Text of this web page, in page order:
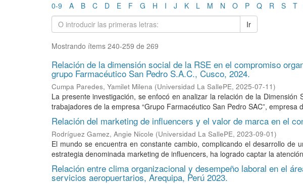
0-9 A B C D E F G H I J K L M N O P Q R S T
Ir
Mostrando ítems 240-259 de 269
Relación de la dimensión social de la RSE en el compromiso
grupo Farmacéutico San Pedro S.A.C., Cusco, 2024.
Cumpa Paredes, Yamilet Milena (Universidad La SallePE, 2025-07-11)
La presente investigación, se enfocó en analizar la relación de la
trabajadores de la empresa “Grupo Farmacéutico San Pedro SAC”, empresa
Relación del marketing de influencers y el valor de marca en el
Rodríguez Gamez, Angie Nicole (Universidad La SallePE, 2023-09-01)
El mundo se encuentra en constante cambio, complicando el desarrollo de
estrategia denominada marketing de influencers, ha logrado captar la
Relación entre clima organizacional y desempeño laboral en el
servicios aeropuertarios, Arequipa, Perú 2023.